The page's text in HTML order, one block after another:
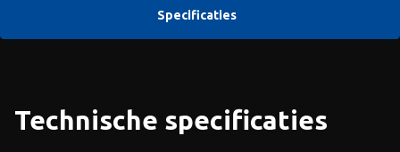
Specificaties
Technische specificaties